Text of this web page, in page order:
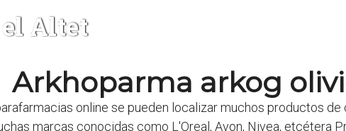
Altet
Arkhoparma arkog
online se pueden localizar muchos productos
marcas conocidas como L'Oreal, Avon, Nivea, etcétera